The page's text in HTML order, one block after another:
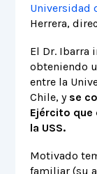
Universidad
Herrera,
El Dr. Ibarra
obteniendo
entre la
Chile, y se
Ejército
la USS.
Motivado
familiar (su